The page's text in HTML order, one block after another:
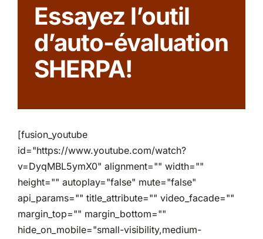
Présentation
Expertise
Partenariats
Essayez l’outil
d’auto-évaluation
SHERPA!
[fusion_youtube
id="https://www.youtube.com/watch?
v=DyqMBL5ymX0" alignment="" width=""
height="" autoplay="false" mute="false"
api_params="" title_attribute="" video_facade=""
margin_top="" margin_bottom=""
hide_on_mobile="small-visibility,medium-